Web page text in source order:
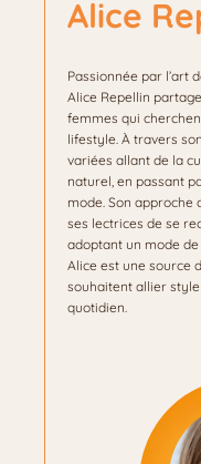
Alice
Passionnée par l’art
Alice Repellin
femmes qui
lifestyle. À travers
variées allant de la
naturel, en passant
mode. Son
ses lectrices de se
adoptant un mode
Alice est une source
souhaitent allier
quotidien.